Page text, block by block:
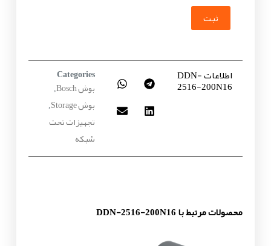
ثبت
اطلاعات DDN-
2516-200N16
Categories
بوش Bosch ,
بوش Storage ,
تجهیزات تحت
شبکه
محصولات مرتبط با DDN-2516-200N16